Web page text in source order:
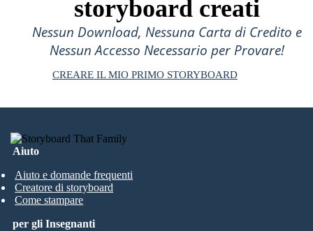
storyboard creati
Nessun Download, Nessuna Carta di Credito e
Nessun Accesso Necessario per Provare!
CREARE IL MIO PRIMO STORYBOARD
Aiuto
Aiuto e domande frequenti
Creatore di storyboard
Come stampare
per gli Insegnanti